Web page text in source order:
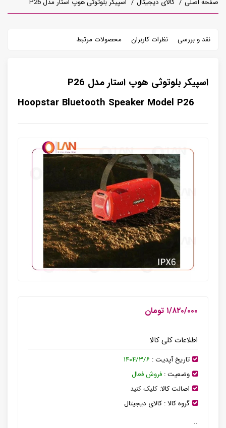
صفحه اصلی کالای دیجیتال اسپیکر بلوتوثی هوپ استار مدل P26
نقد و بررسی نظرات کاربران محصولات مرتبط
اسپیکر بلوتوثی هوپ استار مدل P26
Hoopstar Bluetooth Speaker Model P26
۱/۸۲۰/۰۰۰ تومان
اطلاعات کلی کالا
تاریخ آپدیت : ۱۴۰۴/۳/۶
وضعیت : فروش فعال
اصالت کالا: کلیک کنید
گروه کالا : کالای دیجیتال
..